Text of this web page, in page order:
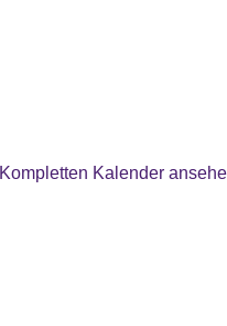
Kompletten Kalender